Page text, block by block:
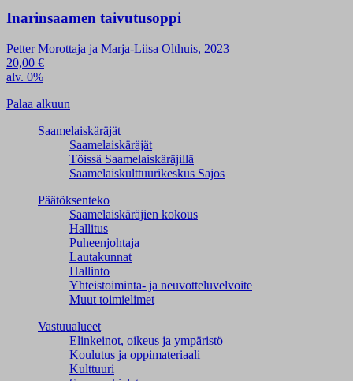
Inarinsaamen taivutusoppi
Petter Morottaja ja Marja-Liisa Olthuis, 2023
20,00 €
alv. 0%
Palaa alkuun
Saamelaiskäräjät
Saamelaiskäräjät
Töissä Saamelaiskäräjillä
Saamelaiskulttuuri­keskus Sajos
Päätöksenteko
Saamelaiskäräjien kokous
Hallitus
Puheenjohtaja
Lautakunnat
Hallinto
Yhteistoiminta- ja neuvotteluvelvoite
Muut toimielimet
Vastuualueet
Elinkeinot, oikeus ja ympäristö
Koulutus ja oppimateriaali
Kulttuuri